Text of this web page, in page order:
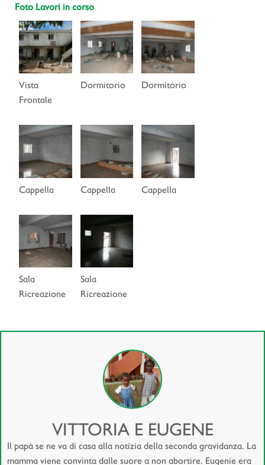
Foto Lavori in corso
Vista
Frontale
Dormitorio Dormitorio
Cappella Cappella Cappella
Sala
Ricreazione
Sala
Ricreazione
VITTORIA E EUGENE
Il papà se ne va di casa alla notizia della seconda gravidanza. La
mamma viene convinta dalle suore a non abortire. Eugenie era